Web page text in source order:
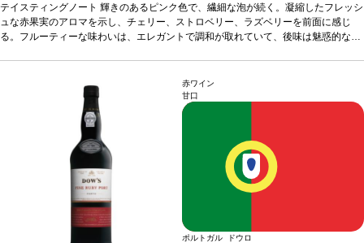
ースのよう。合う料理前菜、地中海料理、中華料理、インド料理、日本料理など
と好相性。レジャーのお供にも最適。葡萄品種トウリガ・ナシオナル 100%
テイスティングノート 輝きのあるピンク色で、繊細な泡が続く。凝縮したフレッシ
ュな赤果実のアロマを示し、チェリー、ストロベリー、ラズベリーを前面に感じ
る。フルーティーな味わいは、エレガントで調和が取れていて、後味は魅惑的なム
赤ワイン
甘口
ポルトガル ドウロ